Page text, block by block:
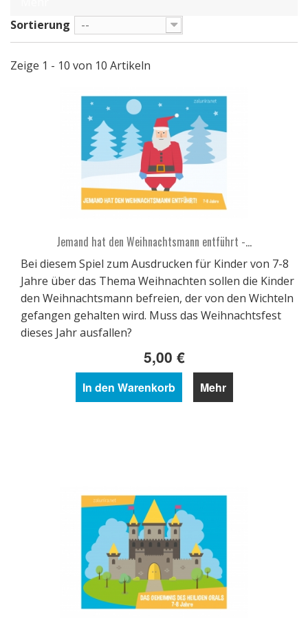
Sortierung
--
Zeige 1 - 10 von 10 Artikeln
Jemand hat den Weihnachtsmann entführt -...
Bei diesem Spiel zum Ausdrucken für Kinder von 7-8
Jahre über das Thema Weihnachten sollen die Kinder
den Weihnachtsmann befreien, der von den Wichteln
gefangen gehalten wird. Muss das Weihnachtsfest
dieses Jahr ausfallen?
5,00 €
In den Warenkorb Mehr